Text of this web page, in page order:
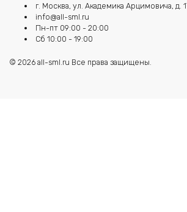
г. Москва, ул. Академика Арцимовича, д.
info@all-sml.ru
Пн-пт 09:00 - 20:00
Сб 10:00 - 19:00
© 2026 all-sml.ru Все права защищены.